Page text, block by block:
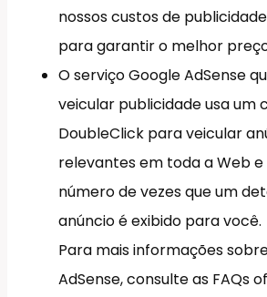
nossos custos de
para garantir o melhor
O serviço Google AdSense
veicular publicidade usa um
DoubleClick para veicular
relevantes em toda a Web
número de vezes que um
anúncio é exibido para você.
Para mais informações
AdSense, consulte as FAQs